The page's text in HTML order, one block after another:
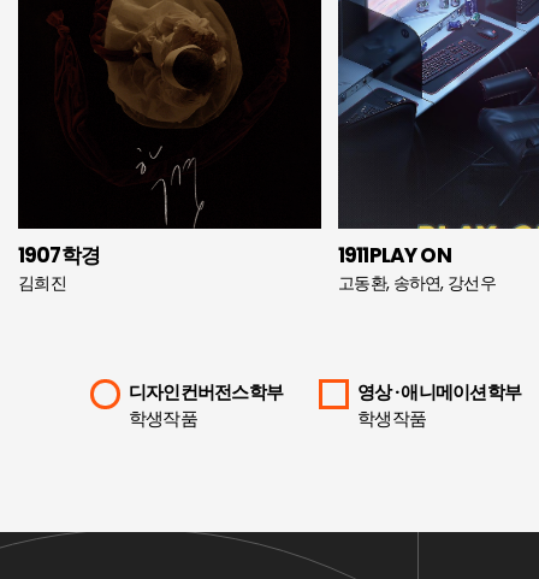
1907학경
김희진
1911PLAY ON
고동환, 송하연, 강선우
디자인컨버전스학부
학생작품
영상 · 애니메이션학부
학생작품